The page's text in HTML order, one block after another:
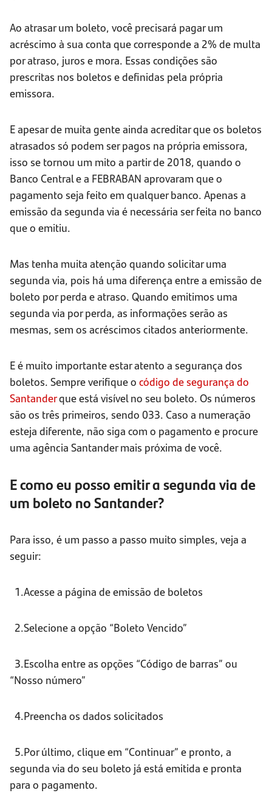
Ao atrasar um boleto, você precisará pagar um
acréscimo à sua conta que corresponde a 2% de multa
por atraso, juros e mora. Essas condições são
prescritas nos boletos e definidas pela própria
emissora.
E apesar de muita gente ainda acreditar que os boletos
atrasados só podem ser pagos na própria emissora,
isso se tornou um mito a partir de 2018, quando o
Banco Central e a FEBRABAN aprovaram que o
pagamento seja feito em qualquer banco. Apenas a
emissão da segunda via é necessária ser feita no banco
que o emitiu.
Mas tenha muita atenção quando solicitar uma
segunda via, pois há uma diferença entre a emissão de
boleto por perda e atraso. Quando emitimos uma
segunda via por perda, as informações serão as
mesmas, sem os acréscimos citados anteriormente.
E é muito importante estar atento a segurança dos
boletos. Sempre verifique o código de segurança do
Santanderque está visível no seu boleto. Os números
são os três primeiros, sendo 033. Caso a numeração
esteja diferente, não siga com o pagamento e procure
uma agência Santander mais próxima de você.
E como eu posso emitir a segunda via de
um boleto no Santander?
Para isso, é um passo a passo muito simples, veja a
seguir:
1.Acesse a página de emissão de boletos
2.Selecione a opção “Boleto Vencido”
3.Escolha entre as opções “Código de barras” ou
“Nosso número”
4.Preencha os dados solicitados
5.Por último, clique em “Continuar” e pronto, a
segunda via do seu boleto já está emitida e pronta
para o pagamento.